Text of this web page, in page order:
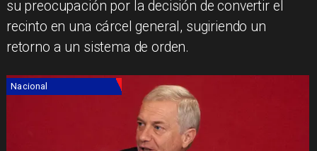
su preocupación por la decisión de convertir el
recinto en una cárcel general, sugiriendo un
retorno a un sistema de orden.
Nacional